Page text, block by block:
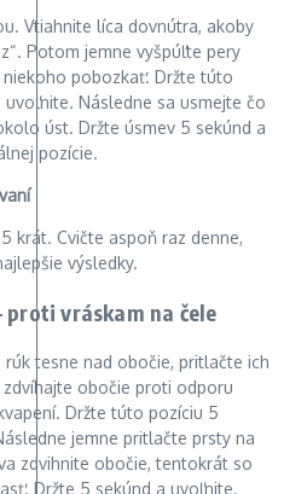
Vtiahnite líca dovnútra, akoby
Potom jemne vyšpúľte pery
pobozkať. Držte túto
Následne sa usmejte čo
úst. Držte úsmev 5 sekúnd a
pozície.
krát. Cvičte aspoň raz denne,
výsledky.
proti vráskam na čele
tesne nad obočie, pritlačte ich
obočie proti odporu
Držte túto pozíciu 5
jemne pritlačte prsty na
zdvihnite obočie, tentokrát so
Držte 5 sekúnd a uvoľnite.